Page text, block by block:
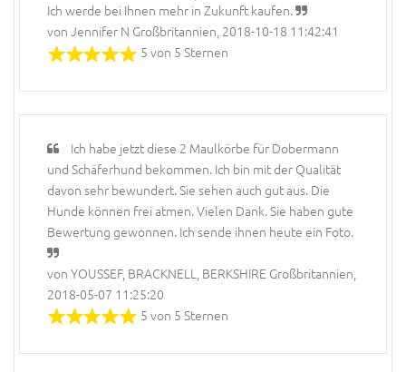
Ich werde bei Ihnen mehr in Zukunft kaufen.
von Jennifer N Großbritannien, 2018-10-18 11:42:41
5 von 5 Sternen
Ich habe jetzt diese 2 Maulkörbe für Dobermann
und Schäferhund bekommen. Ich bin mit der Qualität
davon sehr bewundert. Sie sehen auch gut aus. Die
Hunde können frei atmen. Vielen Dank. Sie haben gute
Bewertung gewonnen. Ich sende ihnen heute ein Foto.
von YOUSSEF, BRACKNELL, BERKSHIRE Großbritannien,
2018-05-07 11:25:20
5 von 5 Sternen